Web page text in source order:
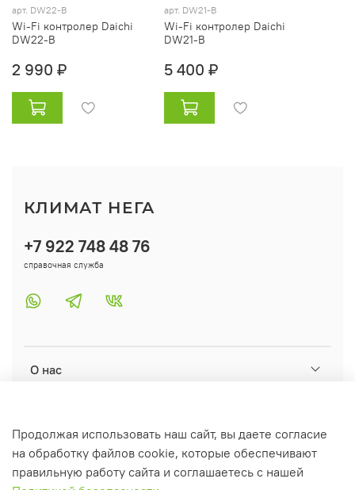
арт. DW22-B
Wi-Fi контролер Daichi
DW22-B
2 990 ₽
арт. DW21-B
Wi-Fi контролер Daichi
DW21-B
5 400 ₽
О нас
Информация
+7 922 748 48 76
справочная служба
КЛИМАТ НЕГА
Продолжая использовать наш сайт, вы даете согласие
на обработку файлов cookie, которые обеспечивают
правильную работу сайта и соглашаетесь с нашей